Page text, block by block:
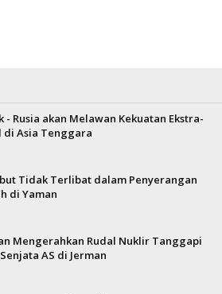
- Rusia akan Melawan Kekuatan Ekstra-
di Asia Tenggara
Tidak Terlibat dalam Penyerangan
di Yaman
Mengerahkan Rudal Nuklir Tanggapi
AS di Jerman